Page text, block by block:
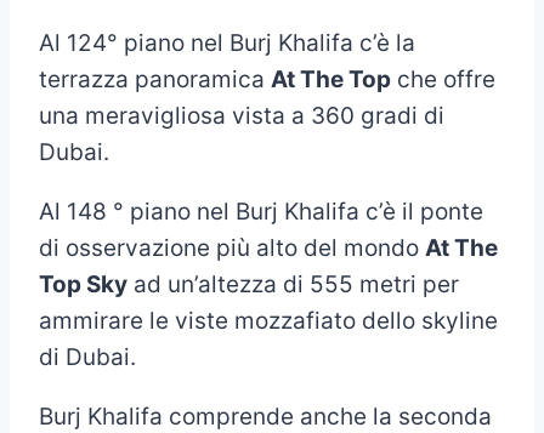
Al 124° piano nel Burj Khalifa c’è la
terrazza panoramica At The Top che offre
una meravigliosa vista a 360 gradi di
Dubai.
Al 148 ° piano nel Burj Khalifa c’è il ponte
di osservazione più alto del mondo At The
Top Sky ad un’altezza di 555 metri per
ammirare le viste mozzafiato dello skyline
di Dubai.
Burj Khalifa comprende anche la seconda